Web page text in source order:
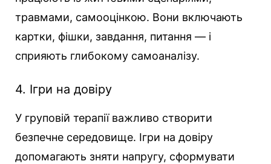
травмами, самооцінкою. Вони включають
картки, фішки, завдання, питання — і
сприяють глибокому самоаналізу.
4. Ігри на довіру
У груповій терапії важливо створити
безпечне середовище. Ігри на довіру
допомагають зняти напругу, сформувати